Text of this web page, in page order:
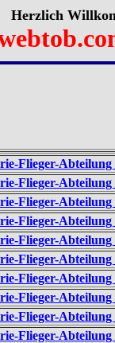
Herzlich
Flieger-Abteilung
Flieger-Abteilung
Flieger-Abteilung
Flieger-Abteilung
Flieger-Abteilung
Flieger-Abteilung
Flieger-Abteilung
Flieger-Abteilung
Flieger-Abteilung
Flieger-Abteilung